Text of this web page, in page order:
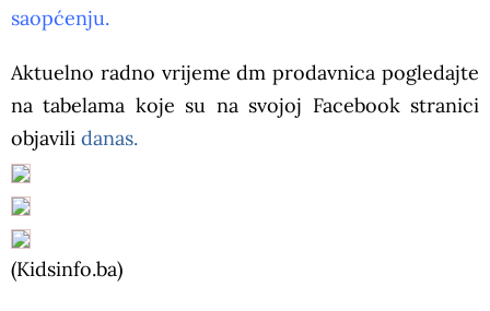
saopćenju.
Aktuelno radno vrijeme dm prodavnica pogledajte
na tabelama koje su na svojoj Facebook stranici
objavili danas.
(Kidsinfo.ba)